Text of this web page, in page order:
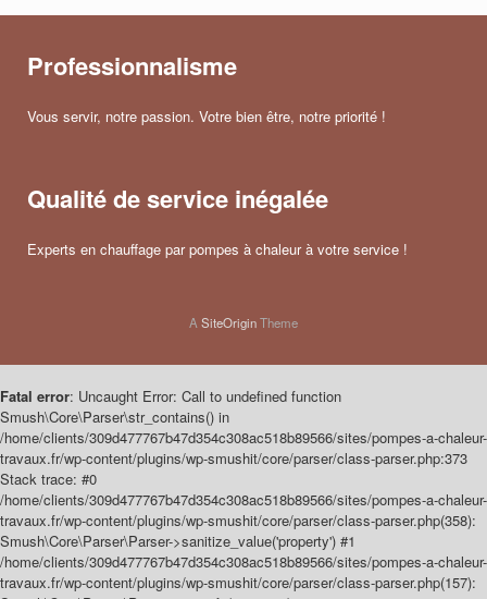
Professionnalisme
Vous servir, notre passion. Votre bien être, notre priorité !
Qualité de service inégalée
Experts en chauffage par pompes à chaleur à votre service !
ASiteOriginTheme
Fatal error: Uncaught Error: Call to undefined function
Smush\Core\Parser\str_contains() in
/home/clients/309d477767b47d354c308ac518b89566/sites/pompes-a-chaleur-
travaux.fr/wp-content/plugins/wp-smushit/core/parser/class-parser.php:373
Stack trace: #0
/home/clients/309d477767b47d354c308ac518b89566/sites/pompes-a-chaleur-
travaux.fr/wp-content/plugins/wp-smushit/core/parser/class-parser.php(358):
Smush\Core\Parser\Parser->sanitize_value('property') #1
/home/clients/309d477767b47d354c308ac518b89566/sites/pompes-a-chaleur-
travaux.fr/wp-content/plugins/wp-smushit/core/parser/class-parser.php(157):